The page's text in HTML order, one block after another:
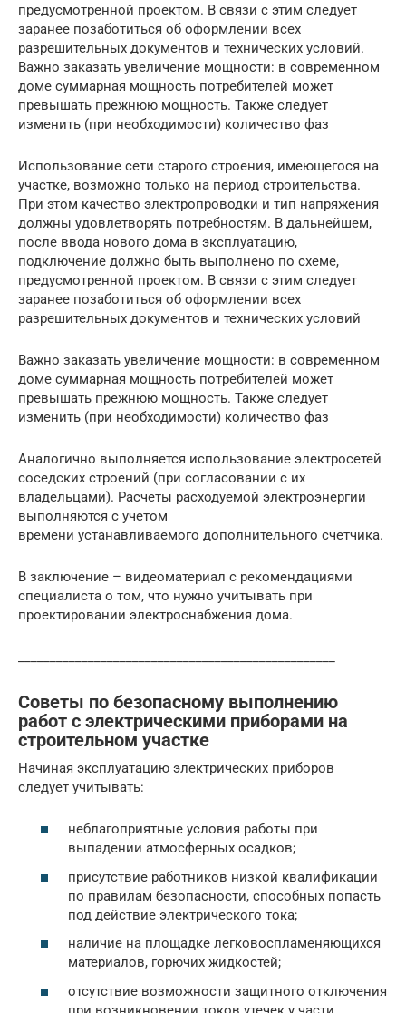
предусмотренной проектом. В связи с этим следует
заранее позаботиться об оформлении всех
разрешительных документов и технических условий.
Важно заказать увеличение мощности: в современном
доме суммарная мощность потребителей может
превышать прежнюю мощность. Также следует
изменить (при необходимости) количество фаз
Использование сети старого строения, имеющегося на
участке, возможно только на период строительства.
При этом качество электропроводки и тип напряжения
должны удовлетворять потребностям. В дальнейшем,
после ввода нового дома в эксплуатацию,
подключение должно быть выполнено по схеме,
предусмотренной проектом. В связи с этим следует
заранее позаботиться об оформлении всех
разрешительных документов и технических условий
Важно заказать увеличение мощности: в современном
доме суммарная мощность потребителей может
превышать прежнюю мощность. Также следует
изменить (при необходимости) количество фаз
Аналогично выполняется использование электросетей
соседских строений (при согласовании с их
владельцами). Расчеты расходуемой электроэнергии
выполняются с учетом
времени устанавливаемого дополнительного счетчика.
В заключение – видеоматериал с рекомендациями
специалиста о том, что нужно учитывать при
проектировании электроснабжения дома.
Советы по безопасному выполнению
работ с электрическими приборами на
строительном участке
Начиная эксплуатацию электрических приборов
следует учитывать:
неблагоприятные условия работы при
выпадении атмосферных осадков;
присутствие работников низкой квалификации
по правилам безопасности, способных попасть
под действие электрического тока;
наличие на площадке легковоспламеняющихся
материалов, горючих жидкостей;
отсутствие возможности защитного отключения